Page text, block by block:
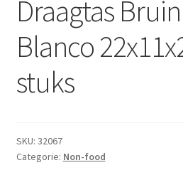
Dranken
Droge Kruidenierswaren
Frites
Non-food
Draagtas
Blanco
stuks
SKU: 32067
Categorie: Non-food